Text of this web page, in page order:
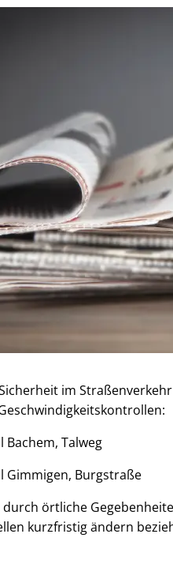
im
Bachem, Talweg
Gimmigen, Burgstraße
durch örtliche
kurzfristig ändern